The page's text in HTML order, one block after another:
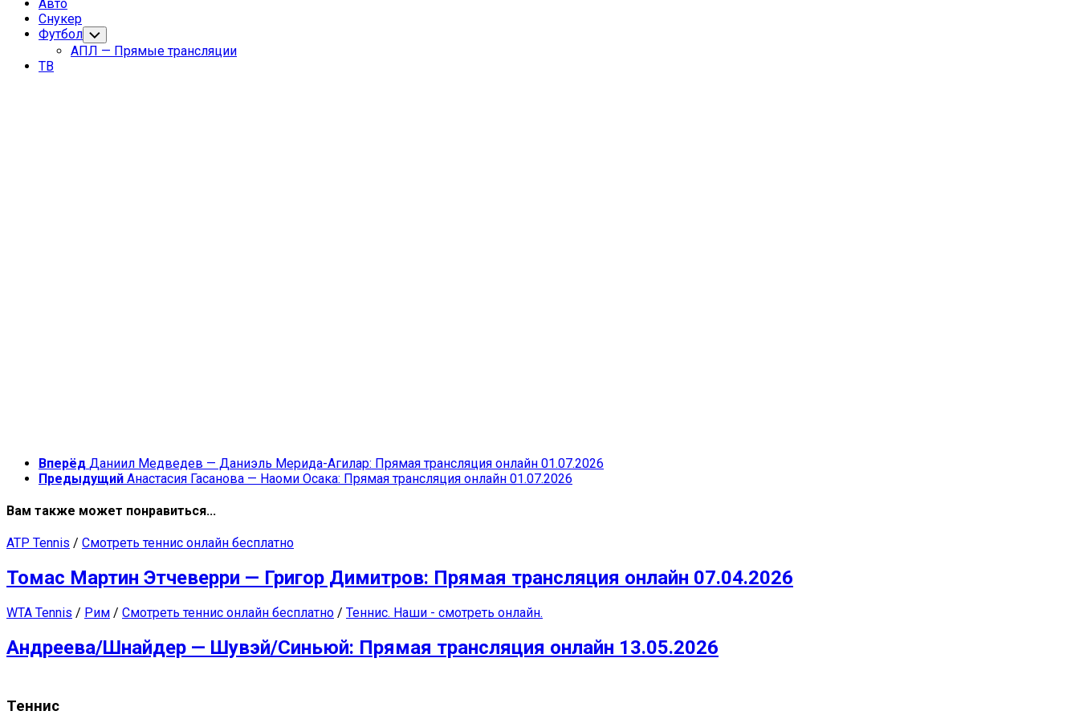
Авто
Снукер
Футбол Переключатель
дочернего
меню
АПЛ — Прямые трансляции
ТВ
Вперёд Даниил Медведев — Даниэль Мерида-Агилар: Прямая трансляция онлайн 01.07.2026
Предыдущий Анастасия Гасанова — Наоми Осака: Прямая трансляция онлайн 01.07.2026
Вам также может понравиться...
ATP Tennis / Смотреть теннис онлайн бесплатно
Томас Мартин Этчеверри — Григор Димитров: Прямая трансляция онлайн 07.04.2026
WTA Tennis / Рим / Смотреть теннис онлайн бесплатно / Теннис. Наши - смотреть онлайн.
Андреева/Шнайдер — Шувэй/Синьюй: Прямая трансляция онлайн 13.05.2026
Теннис